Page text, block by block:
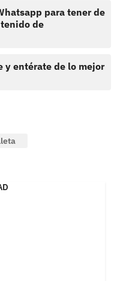
para tener de
de
y entérate de lo mejor